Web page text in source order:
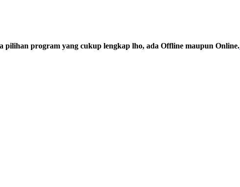
pilihan program yang cukup lengkap lho, ada Offline maupun Online.